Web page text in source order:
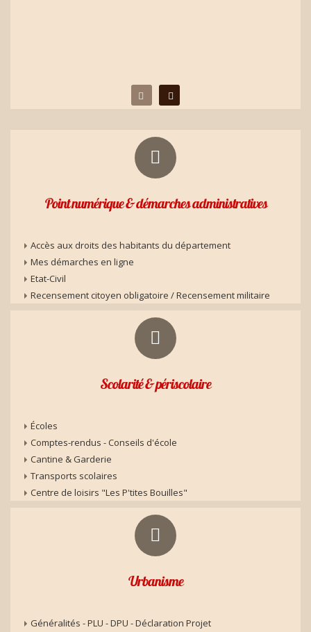
Point numérique & démarches administratives
Accès aux droits des habitants du département
Mes démarches en ligne
Etat-Civil
Recensement citoyen obligatoire / Recensement militaire
Scolarité & périscolaire
Écoles
Comptes-rendus - Conseils d'école
Cantine & Garderie
Transports scolaires
Centre de loisirs "Les P'tites Bouilles"
Urbanisme
Généralités - PLU - DPU - Déclaration Projet